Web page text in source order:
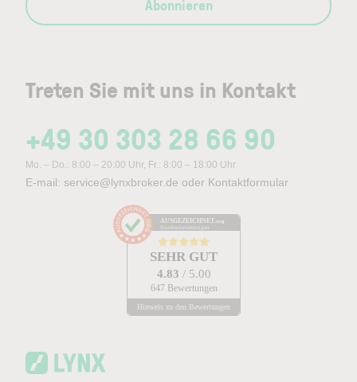
Treten Sie mit uns in Kontakt
+49 30 303 28 66 90
Mo. – Do.: 8:00 – 20:00 Uhr, Fr.: 8:00 – 18:00 Uhr
E-mail: service@lynxbroker.de oder Kontaktformular
AUSGEZEICHNET .org
Kundenbewertungen
SEHR GUT
4.83 / 5.00
647 Bewertungen
Hinweis zu den Bewertungen
Abonnieren